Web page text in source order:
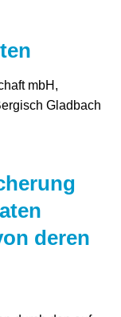
mbH,
Gladbach
deren